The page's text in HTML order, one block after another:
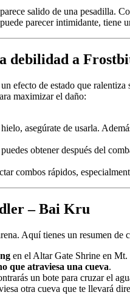
salido de una pesadilla.
parecer intimidante, tiene
debilidad a
un efecto de estado que
maximizar el daño:
asegúrate de usarla.
obtener después del
combos rápidos,
– Bai Kru
Aquí tienes un resumen de
en el Altar Gate Shrine en
que atraviesa una cueva.
un bote para cruzar el
otra cueva que te llevará